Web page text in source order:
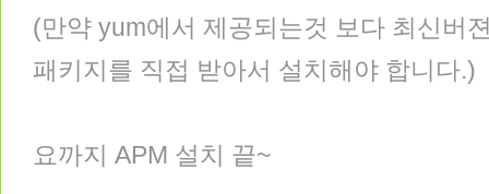
(만약 yum에서 제공되는것 보다 최신버
패키지를 직접 받아서 설치해야 합니다.)
요까지 APM 설치 끝~